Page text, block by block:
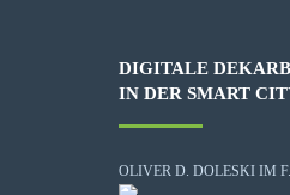
DIGITALE
IN DER SMART
OLIVER D. DOLESKI IM